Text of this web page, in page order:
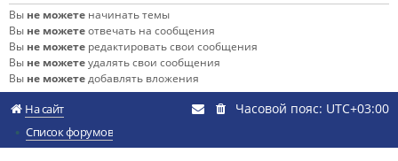
Вы не можете начинать темы
Вы не можетеотвечать на сообщения
Вы не можете редактировать свои сообщения
Вы не можетеудалять свои сообщения
Вы не можетедобавлять вложения
На сайт
Список форумов
Часовой пояс: UTC+03:00